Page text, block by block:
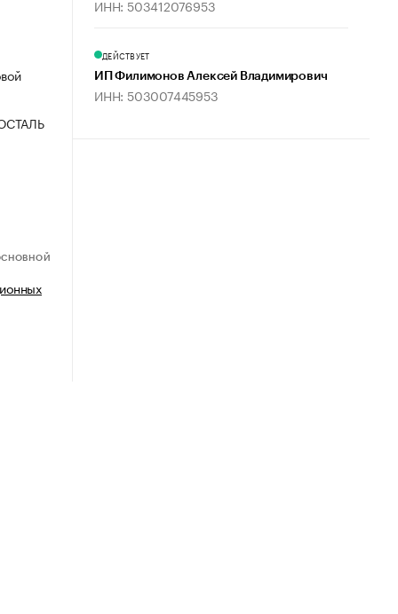
ИНН: 503412076953
ДЕЙСТВУЕТ
ИП Филимонов Алексей Владимирович
ИНН: 503007445953